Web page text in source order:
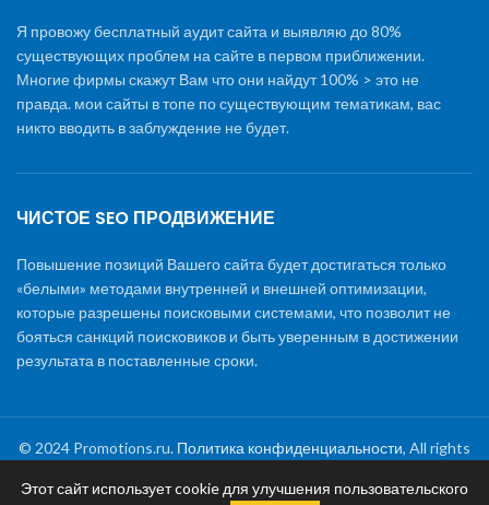
Я провожу бесплатный аудит сайта и выявляю до 80%
существующих проблем на сайте в первом приближении.
Многие фирмы скажут Вам что они найдут 100% > это не
правда. мои сайты в топе по существующим тематикам, вас
никто вводить в заблуждение не будет.
ЧИСТОЕ SEO ПРОДВИЖЕНИЕ
Повышение позиций Вашего сайта будет достигаться только
«белыми» методами внутренней и внешней оптимизации,
которые разрешены поисковыми системами, что позволит не
бояться санкций поисковиков и быть уверенным в достижении
результата в поставленные сроки.
© 2024 Promotions.ru. Политика конфиденциальности, All rights
reserved
Раскрутка сайта |Создание сайтов|Обслуживание и
Этот сайт использует cookie для улучшения пользовательского